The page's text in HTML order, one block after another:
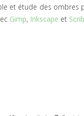
et étude des ombres
Gimp, Inkscape et